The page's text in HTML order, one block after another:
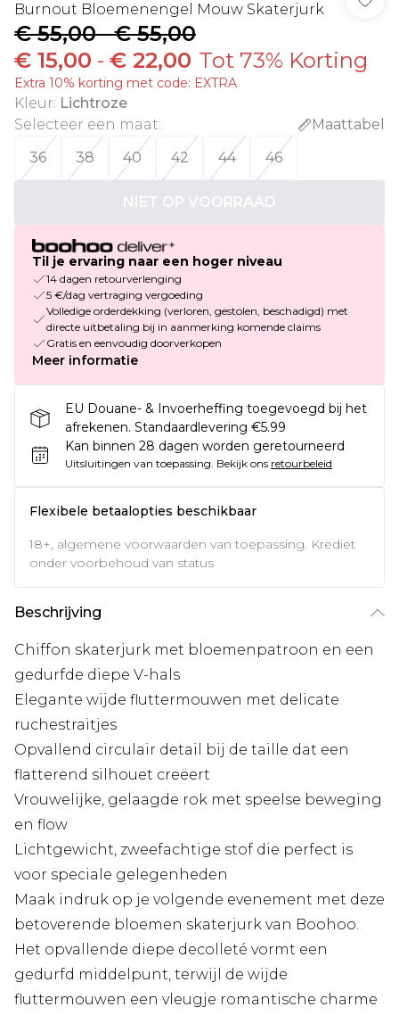
Burnout Bloemenengel Mouw Skaterjurk
€ 55,00-€ 55,00
€ 15,00 - € 22,00 Tot 73% Korting
Extra 10% korting met code: EXTRA
Kleur: Lichtroze
Selecteer een maat:
Maattabel
36
38 40 42 44 46
NIET OP VOORRAAD
Til je ervaring naar een hoger niveau
14 dagen retourverlenging
5 €/dag vertraging vergoeding
Volledige orderdekking (verloren, gestolen, beschadigd) met
directe uitbetaling bij in aanmerking komende claims
Gratis en eenvoudig doorverkopen
Meer informatie
EU Douane- & Invoerheffing toegevoegd bij het
afrekenen. Standaardlevering €5.99
Kan binnen 28 dagen worden geretourneerd
Uitsluitingen van toepassing. Bekijk ons retourbeleid
Flexibele betaalopties beschikbaar
18+, algemene voorwaarden van toepassing. Krediet
onder voorbehoud van status
Beschrijving
Chiffon skaterjurk met bloemenpatroon en een
gedurfde diepe V-hals
Elegante wijde fluttermouwen met delicate
ruchestraitjes
Opvallend circulair detail bij de taille dat een
flatterend silhouet creëert
Vrouwelijke, gelaagde rok met speelse beweging
en flow
Lichtgewicht, zweefachtige stof die perfect is
voor speciale gelegenheden
Maak indruk op je volgende evenement met deze
betoverende bloemen skaterjurk van Boohoo.
Het opvallende diepe decolleté vormt een
gedurfd middelpunt, terwijl de wijde
fluttermouwen een vleugje romantische charme